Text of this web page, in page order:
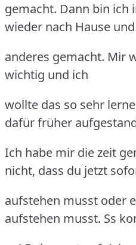
gemacht. Dann bin ich
wieder nach Hause
anderes gemacht. Mir
wichtig und ich
wollte das so sehr
dafür früher
Ich habe mir die zeit
nicht, dass du jetzt
aufstehen musst oder
aufstehen musst. Ss